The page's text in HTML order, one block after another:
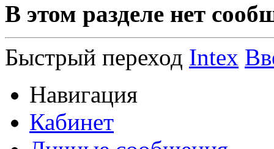
В этом разделе нет
Быстрый переход Intex
Навигация
Кабинет